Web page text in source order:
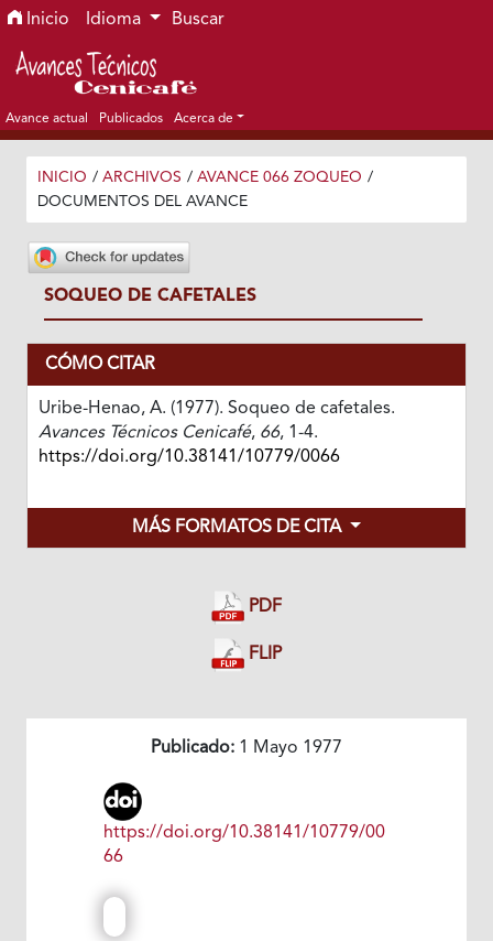
Ir al menú de navegación principal
Ir al contenido principal
Ir al pie de página del sitio
Inicio Idioma Buscar
Avance actual Publicados Acerca de
INICIO / ARCHIVOS / AVANCE 066 ZOQUEO /
DOCUMENTOS DEL AVANCE
SOQUEO DE CAFETALES
CÓMO CITAR
Uribe-Henao, A. (1977). Soqueo de cafetales.
Avances Técnicos Cenicafé, 66, 1-4.
https://doi.org/10.38141/10779/0066
MÁS FORMATOS DE CITA
PDF
FLIP
Publicado: 1 Mayo 1977
https://doi.org/10.38141/10779/00
66